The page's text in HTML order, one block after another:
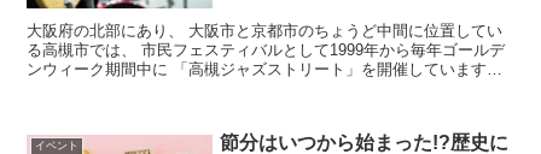
大阪府の北部にあり、 大阪市と京都市のちょうど中間に位置してい
る高槻市では、 市民フェスティバルとして1999年から毎年ゴールデ
ンウィーク期間中に 「高槻ジャズストリート」を開催しています。
イベント
節分はいつから始まった!?歴史に